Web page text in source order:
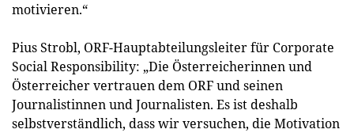
motivieren.“
Pius Strobl, ORF-Hauptabteilungsleiter für Corporate
Social Responsibility: „Die Österreicherinnen und
Österreicher vertrauen dem ORF und seinen
Journalistinnen und Journalisten. Es ist deshalb
selbstverständlich, dass wir versuchen, die Motivation